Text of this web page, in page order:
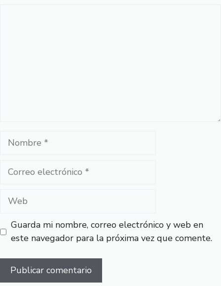
Nombre
Correo
Web
Guarda mi nombre, correo electrónico y web en
este navegador para la próxima vez que comente.